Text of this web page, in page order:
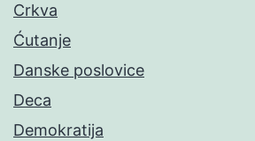
Crkva
Ćutanje
Danske poslovice
Deca
Demokratija